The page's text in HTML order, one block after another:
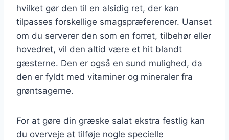
hvilket gør den til en alsidig ret, der kan
tilpasses forskellige smagspræferencer. Uanset
om du serverer den som en forret, tilbehør eller
hovedret, vil den altid være et hit blandt
gæsterne. Den er også en sund mulighed, da
den er fyldt med vitaminer og mineraler fra
grøntsagerne.
For at gøre din græske salat ekstra festlig kan
du overveje at tilføje nogle specielle